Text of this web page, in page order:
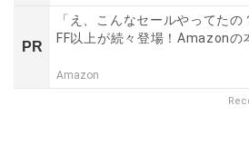
PR
「え、こんなセールやってたの
FF以上が続々登場！Amazonの
Amazon